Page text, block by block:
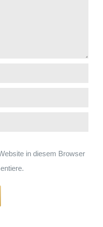
in diesem Browser